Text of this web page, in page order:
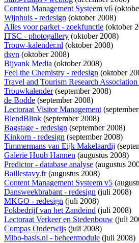
Content Management Systeem v6
Wijnhuis - redesign (oktober 2008)
Alles voor parket - zoekfunctie (oktober
ITSC - photogallery (oktober 2008)
Trouw-kalender.nl (oktober 2008)
dsvn (oktober 2008)
Bijvank Media (oktober 2008)
Feel the Chemistry - redesign (oktober
Travel and Tourism Research
Trouwkalender(september 2008)
de Bodde (september 2008)
Lectoraat Visitor Management
BlendBlink (september 2008)
Bagstage - redesign (september 2008)
Kinkorn - redesign (september 2008)
Timmermans van Eijk Makelaardij
Galerie Huub Hannen (augustus 2008)
Predictor - database analyse (augustus
Baillestavy.fr(augustus 2008)
Content Management Systeem v5
Dansweekbrabant - redesign (juli 2008)
MKGO - redesign (juli 2008)
Fokbedrijf van het Zandeind (juli 2008)
Lectoraat Verkeer en Stedenbouw (juli
Compas Onderwijs (juli 2008)
Mibo-basis.nl - beheermodule (juli 2008)